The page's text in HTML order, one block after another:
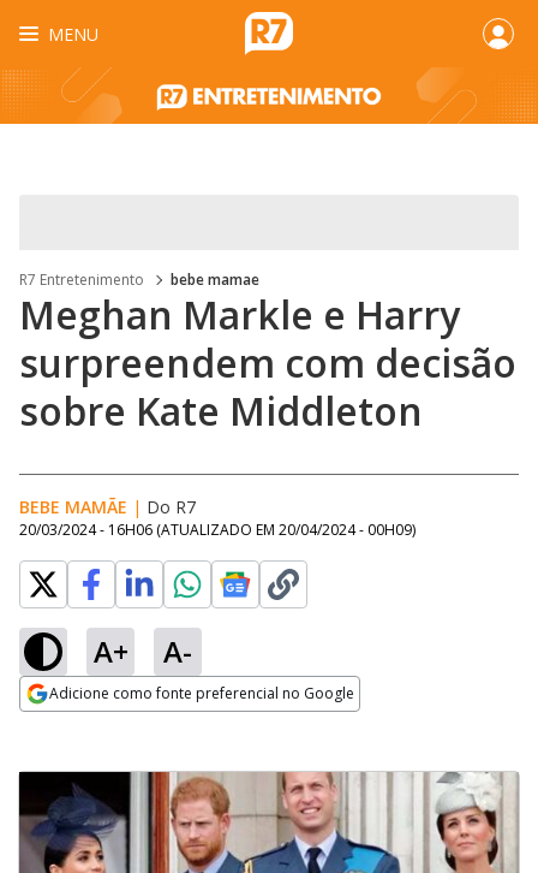
MENU
R7 Entretenimento bebe mamae
Meghan Markle e Harry
surpreendem com decisão
sobre Kate Middleton
BEBE MAMÃE | Do R7
20/03/2024 - 16H06 (ATUALIZADO EM 20/04/2024 - 00H09)
A+ A-
Adicione como fonte preferencial no Google